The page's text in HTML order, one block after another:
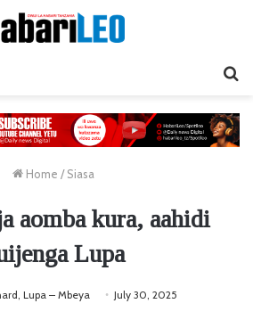
Home / Siasa
aomba kura, aahidi
Lupa
Lupa – Mbeya July 30, 2025